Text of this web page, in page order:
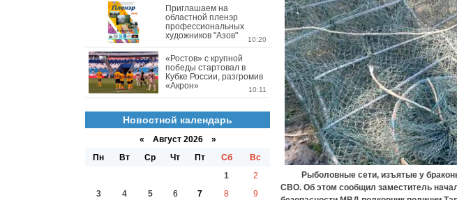
Рыболовные сети, изъятые у
СВО. Об этом сообщил заместитель
Приглашаем на
областной пленэр
профессиональных
художников "Азов"
10:20
«Ростов» с крупной
победы стартовал в
Кубке России, разгромив
«Акрон»
10:11
Новостной календарь
« Август 2026 »
Пн
Вт Ср Чт Пт Сб
Вс
1
2
3
4 5 6 7 8
9